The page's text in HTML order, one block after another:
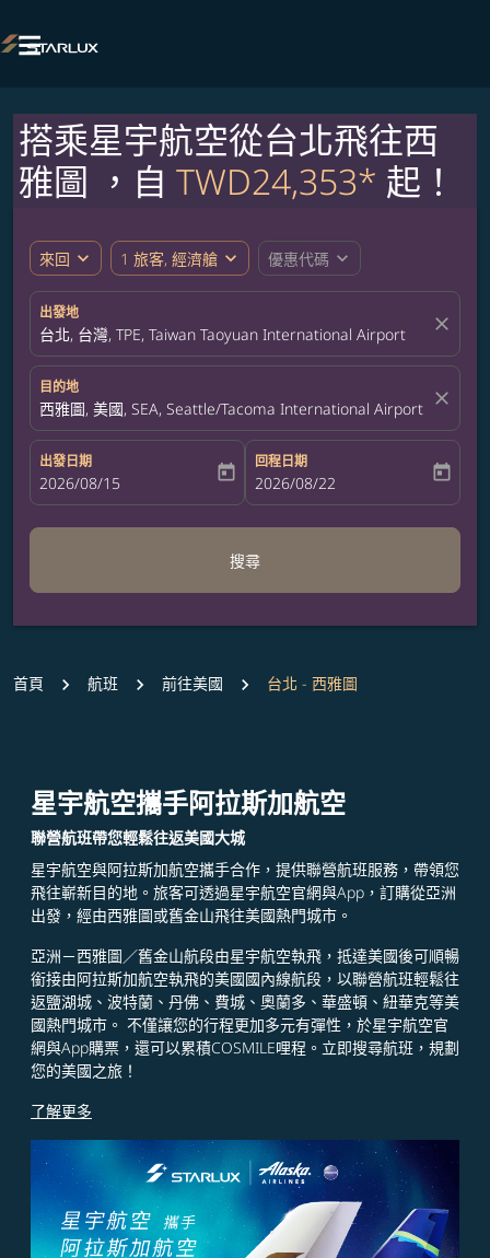

搭乘星宇航空從台北飛往西
雅圖 ，自 TWD24,353* 起！
來回 expand_more 1 旅客, 經濟艙 expand_more 優惠代碼 expand_more
出發地
台北, 台灣, TPE, Taiwan Taoyuan International Airport close
目的地
西雅圖, 美國, SEA, Seattle/Tacoma International Airport close
出發日期
fc-booking-departure-date-aria-label
2026/08/15 today
回程日期
fc-booking-return-date-aria-label
2026/08/22 today
搜尋
首頁 航班 前往美國 台北 - 西雅圖
星宇航空攜手阿拉斯加航空
聯營航班帶您輕鬆往返美國大城
星宇航空與阿拉斯加航空攜手合作，提供聯營航班服務，帶領您
飛往嶄新目的地。旅客可透過星宇航空官網與App，訂購從亞洲
出發，經由西雅圖或舊金山飛往美國熱門城市。
亞洲－西雅圖／舊金山航段由星宇航空執飛，抵達美國後可順暢
銜接由阿拉斯加航空執飛的美國國內線航段，以聯營航班輕鬆往
返鹽湖城、波特蘭、丹佛、費城、奧蘭多、華盛頓、紐華克等美
國熱門城市。 不僅讓您的行程更加多元有彈性，於星宇航空官
網與App購票，還可以累積COSMILE哩程。立即搜尋航班，規劃
您的美國之旅！
了解更多